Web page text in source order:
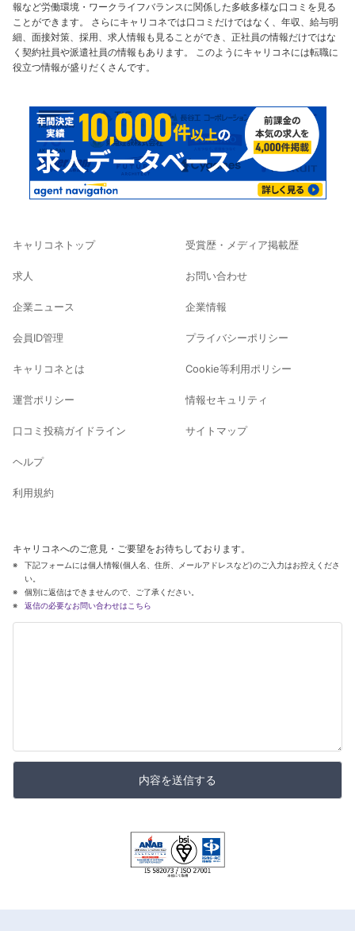
報など労働環境・ワークライフバランスに関係した多岐多様な口コミを見る
ことができます。 さらにキャリコネでは口コミだけではなく、年収、給与明
細、面接対策、採用、求人情報も見ることができ、正社員の情報だけではな
く契約社員や派遣社員の情報もあります。 このようにキャリコネには転職に
役立つ情報が盛りだくさんです。
キャリコネトップ
求人
企業ニュース
会員ID管理
キャリコネとは
運営ポリシー
口コミ投稿ガイドライン
ヘルプ
利用規約
受賞歴・メディア掲載歴
お問い合わせ
企業情報
プライバシーポリシー
Cookie等利用ポリシー
情報セキュリティ
サイトマップ
キャリコネへのご意見・ご要望をお待ちしております。
下記フォームには個人情報(個人名、住所、メールアドレスなど)のご入力はお控えくださ
い。
個別に返信はできませんので、ご了承ください。
返信の必要なお問い合わせはこちら
内容を送信する